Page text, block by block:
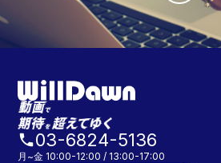
phone03-6824-5136
月~金 10:00-12:00 / 13:00-17:00